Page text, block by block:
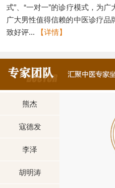
式”、“一对一”的诊疗模式，为
广大男性值得信赖的中医诊疗
致好评...
【详情】
熊杰
寇德发
李泽
胡明涛